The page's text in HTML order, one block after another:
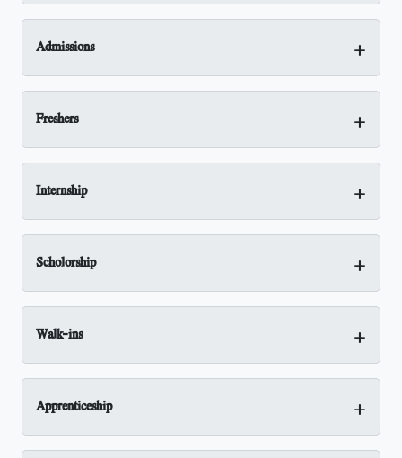
Admissions +
Freshers +
Internship +
Scholorship +
Walk-ins +
Apprenticeship +